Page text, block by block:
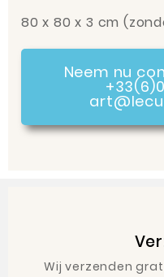
80 x 80 x 3 cm
Neem nu
Wij verzenden